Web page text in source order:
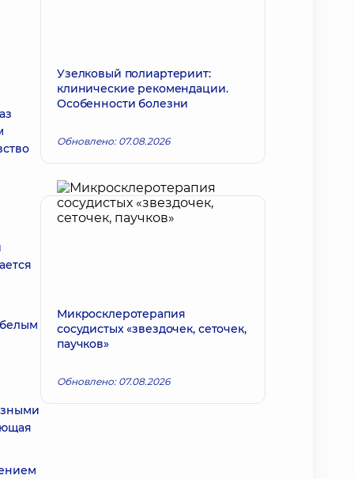
Узелковый полиартериит:
клинические рекомендации.
Особенности болезни
Обновлено: 07.08.2026
Микросклеротерапия
сосудистых «звездочек, сеточек,
паучков»
Обновлено: 07.08.2026